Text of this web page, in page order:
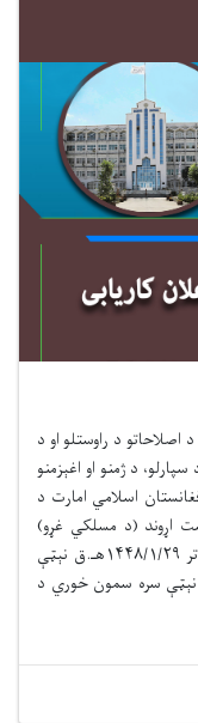
د راوستلو او د
د ژمنو او اغېزمنو
اسلامي امارت د
اړوند (د مسلکي غړو)
څخه تر ۱۴۴۸/۱/۲۹هـ.ق نېټې
نېټې سره سمون خوري د